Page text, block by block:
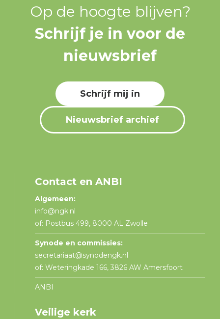
Op de hoogte blijven?
Schrijf je in voor de
nieuwsbrief
Schrijf mij in
Nieuwsbrief archief
Contact en ANBI
Algemeen:
info@ngk.nl
of: Postbus 499, 8000 AL Zwolle
Synode en commissies:
secretariaat@synodengk.nl
of: Weteringkade 166, 3826 AW Amersfoort
ANBI
Veilige kerk